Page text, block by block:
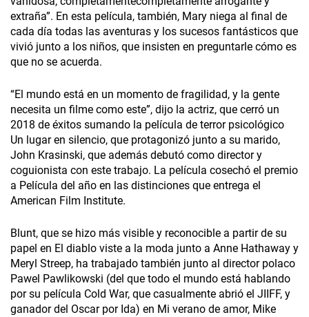
extraña”. En esta película, también, Mary niega al final de
cada día todas las aventuras y los sucesos fantásticos que
vivió junto a los niños, que insisten en preguntarle cómo es
que no se acuerda.
“El mundo está en un momento de fragilidad, y la gente
necesita un filme como este”, dijo la actriz, que cerró un
2018 de éxitos sumando la película de terror psicológico
Un lugar en silencio, que protagonizó junto a su marido,
John Krasinski, que además debutó como director y
coguionista con este trabajo. La película cosechó el premio
a Película del año en las distinciones que entrega el
American Film Institute.
Blunt, que se hizo más visible y reconocible a partir de su
papel en El diablo viste a la moda junto a Anne Hathaway y
Meryl Streep, ha trabajado también junto al director polaco
Pawel Pawlikowski (del que todo el mundo está hablando
por su película Cold War, que casualmente abrió el JIIFF, y
ganador del Oscar por Ida) en Mi verano de amor, Mike